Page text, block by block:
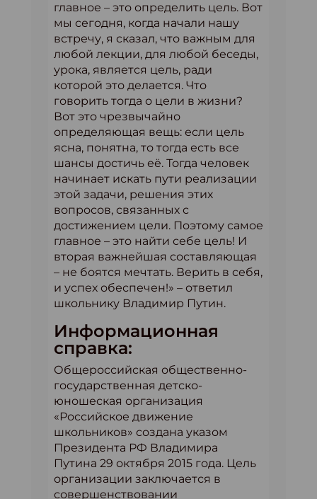
главное – это определить цель. Вот
мы сегодня, когда начали нашу
встречу, я сказал, что важным для
любой лекции, для любой беседы,
урока, является цель, ради
которой это делается. Что
говорить тогда о цели в жизни?
Вот это чрезвычайно
определяющая вещь: если цель
ясна, понятна, то тогда есть все
шансы достичь её. Тогда человек
начинает искать пути реализации
этой задачи, решения этих
вопросов, связанных с
достижением цели. Поэтому самое
главное – это найти себе цель! И
вторая важнейшая составляющая
– не боятся мечтать. Верить в себя,
и успех обеспечен!» – ответил
школьнику Владимир Путин.
Информационная
справка:
Общероссийская общественно-
государственная детско-
юношеская организация
«Российское движение
школьников» создана указом
Президента РФ Владимира
Путина 29 октября 2015 года. Цель
организации заключается в
совершенствовании